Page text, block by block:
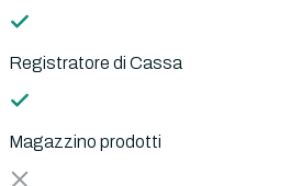
Registratore di Cassa
Magazzino prodotti